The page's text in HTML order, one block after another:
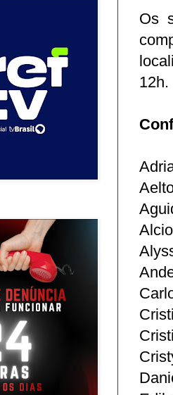
Os
12h.